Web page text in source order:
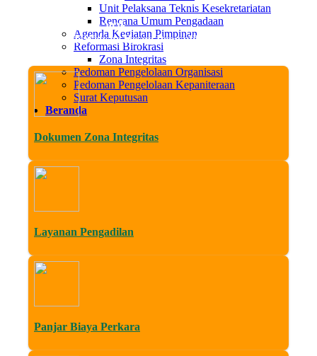
Unit Pelaksana Teknis Kesekretariatan
Rencana Umum Pengadaan
Agenda Kegiatan Pimpinan
Reformasi Birokrasi
Zona Integritas
Pedoman Pengelolaan Organisasi
Pedoman Pengelolaan Kepaniteraan
Surat Keputusan
Beranda
Min, 09 Agustus 2026
Datang di Website Resmi Pengadilan Agama Sleman. Media
Dokumen Zona Integritas
Layanan Pengadilan
Panjar Biaya Perkara